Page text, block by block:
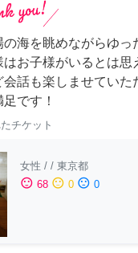
の海を眺めながらゆ
はお子様がいるとは
会話も楽しませていた
足です！
チケット
女性 / / 東京都
sentiment_satisfied 68 sentiment_neutral 0 sentiment_dissatisfied 0